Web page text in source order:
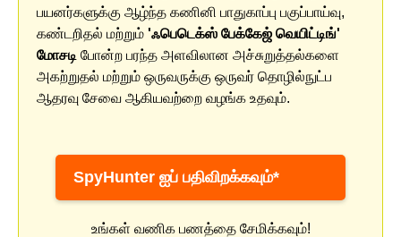
பயனர்களுக்கு ஆழ்ந்த கணினி பாதுகாப்பு பகுப்பாய்வு,
கண்டறிதல் மற்றும் 'ஃபெடெக்ஸ் பேக்கேஜ் வெயிட்டிங்'
மோசடி போன்ற பரந்த அளவிலான அச்சுறுத்தல்களை
அகற்றுதல் மற்றும் ஒருவருக்கு ஒருவர் தொழில்நுட்ப
ஆதரவு சேவை ஆகியவற்றை வழங்க உதவும்.
SpyHunter ஐப் பதிவிறக்கவும்*
உங்கள் வணிக பணத்தை சேமிக்கவும்!